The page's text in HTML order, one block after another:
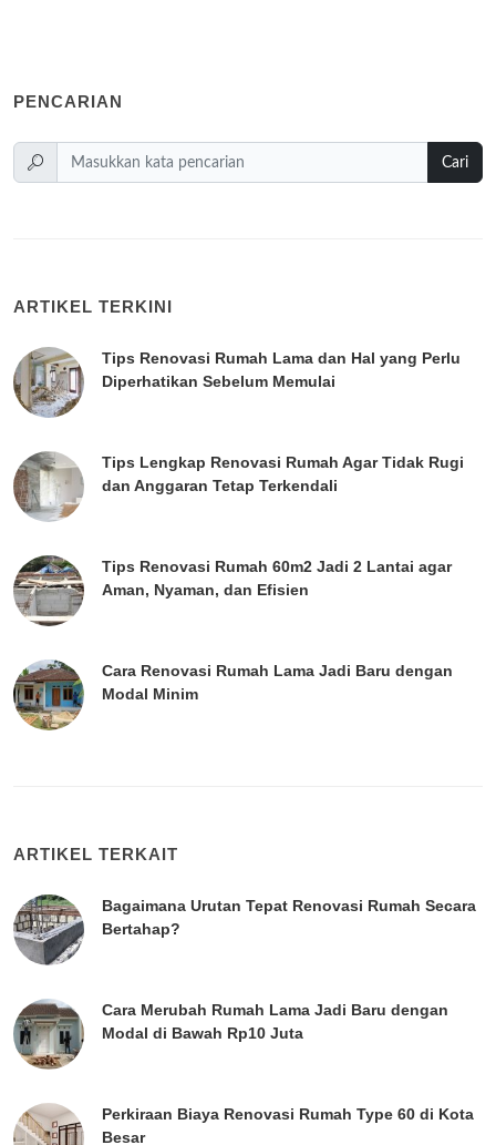
PENCARIAN
Cari
ARTIKEL TERKINI
Tips Renovasi Rumah Lama dan Hal yang Perlu
Diperhatikan Sebelum Memulai
Tips Lengkap Renovasi Rumah Agar Tidak Rugi
dan Anggaran Tetap Terkendali
Tips Renovasi Rumah 60m2 Jadi 2 Lantai agar
Aman, Nyaman, dan Efisien
Cara Renovasi Rumah Lama Jadi Baru dengan
Modal Minim
ARTIKEL TERKAIT
Bagaimana Urutan Tepat Renovasi Rumah Secara
Bertahap?
Cara Merubah Rumah Lama Jadi Baru dengan
Modal di Bawah Rp10 Juta
Perkiraan Biaya Renovasi Rumah Type 60 di Kota
Besar